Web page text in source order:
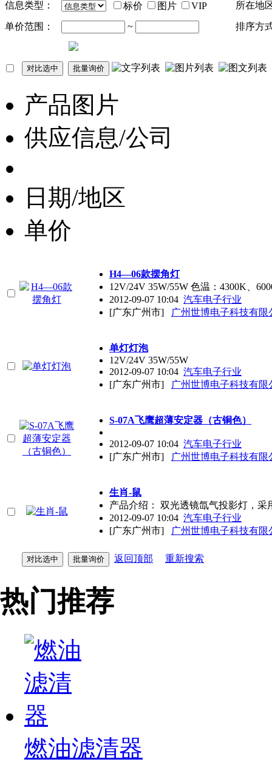
信息类型：
标价 图片 VIP 所在地
单价范围： ~ 排序方
产品图片
供应信息/公司
日期/地区
单价
H4—06款摆角灯
12V/24V 35W/55W 色温：4300K、
2012-09-07 10:04 汽车电子行业
[广东广州市]
广州世博电子科技有
单灯灯泡
12V/24V 35W/55W
2012-09-07 10:04 汽车电子行业
[广东广州市]
广州世博电子科技有
S-07A飞鹰超薄安定器（古铜色）
2012-09-07 10:04 汽车电子行业
[广东广州市]
广州世博电子科技有
生肖-鼠
产品介绍： 双光透镜氙气投影灯，采
2012-09-07 10:04 汽车电子行业
[广东广州市]
广州世博电子科技有
返回顶部 重新搜索
热门推荐
燃油滤清器